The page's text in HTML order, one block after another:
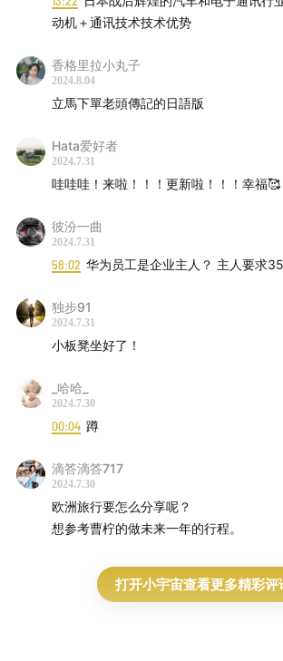
动机＋通讯技术技术优势
香格里拉小丸子
2024.8.04
立馬下單老頭傳記的日語版
Hata爱好者
2024.7.31
哇哇哇！来啦！！！更新啦！！！幸福🥰
彼汾一曲
2024.7.31
58:02 华为员工是企业主人？ 主人要求
独步91
2024.7.31
小板凳坐好了！
_哈哈_
2024.7.30
00:04 蹲
滴答滴答717
2024.7.30
欧洲旅行要怎么分享呢？
想参考曹柠的做未来一年的行程。
打开小宇宙查看更多精彩评